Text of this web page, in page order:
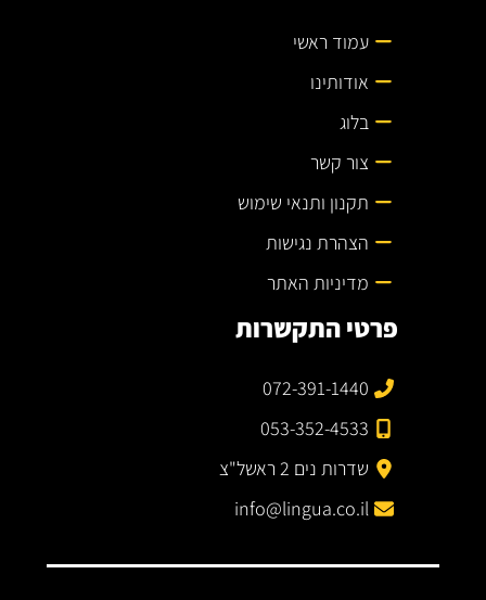
עמוד ראשי
אודותינו
בלוג
צור קשר
תקנון ותנאי שימוש
הצהרת נגישות
מדיניות האתר
פרטי התקשרות
072-391-1440
053-352-4533
שדרות נים 2 ראשל"צ
info@lingua.co.il